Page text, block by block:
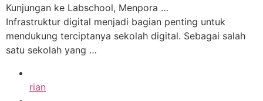
Kunjungan ke Labschool, Menpora …
Infrastruktur digital menjadi bagian penting untuk
mendukung terciptanya sekolah digital. Sebagai salah
satu sekolah yang …
rian